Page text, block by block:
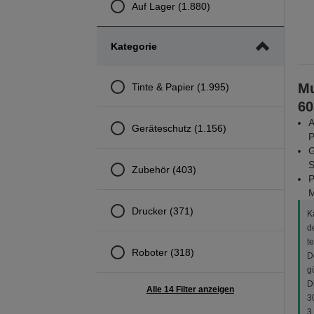
Auf Lager (1.880)
Kategorie
Tinte & Papier (1.995)
Geräteschutz (1.156)
Zubehör (403)
Drucker (371)
Roboter (318)
Alle 14 Filter anzeigen
3